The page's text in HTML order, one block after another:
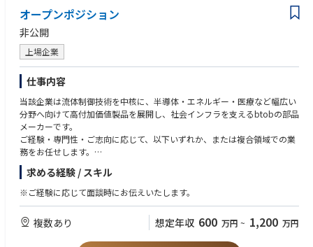
オープンポジション
非公開
上場企業
仕事内容
当該企業は流体制御技術を中核に、半導体・エネルギー・医療など幅広い
分野へ向けて高付加価値製品を展開し、社会インフラを支えるbtobの部品
メーカーです。
ご経験・専門性・ご志向に応じて、以下いずれか、または複合領域での業
務をお任せします。
■国内外営業
■調達購買
■製品設計・開発
■材料・要素技術開発
■技術企画・技術マーケティング 等
求める経験 / スキル
※ご経験に応じて面談時にお伝えいたします。
複数あり 想定年収 600 万円 ~ 1,200 万円